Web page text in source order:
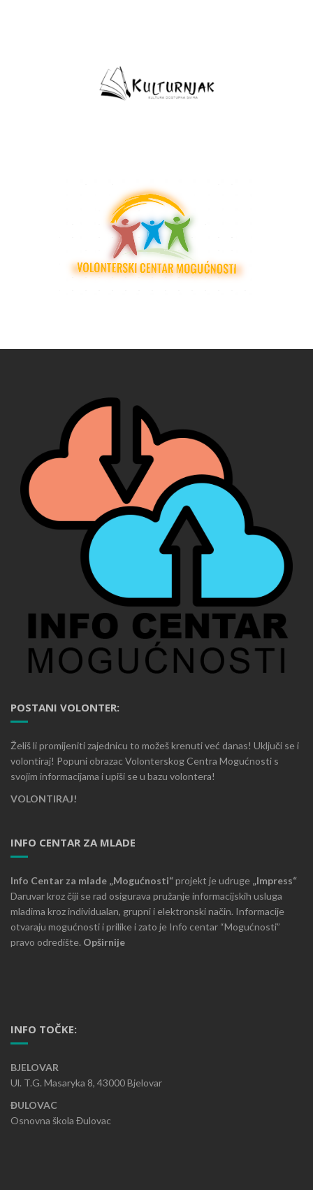
POSTANI VOLONTER:
Želiš li promijeniti zajednicu to možeš krenuti već danas! Uključi se i
volontiraj! Popuni obrazac Volonterskog Centra Mogućnosti s
svojim informacijama i upiši se u bazu volontera!
VOLONTIRAJ!
INFO CENTAR ZA MLADE
Info Centar za mlade „Mogućnosti“projekt je udruge „Impress“
Daruvar kroz čiji se rad osigurava pružanje informacijskih usluga
mladima kroz individualan, grupni i elektronski način. Informacije
otvaraju mogućnosti i prilike i zato je Info centar “Mogućnosti”
pravo odredište. Opširnije
INFO TOČKE:
BJELOVAR
Ul. T.G. Masaryka 8, 43000 Bjelovar
ĐULOVAC
Osnovna škola Đulovac